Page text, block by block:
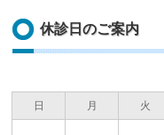
休診日のご案内
日 月 火